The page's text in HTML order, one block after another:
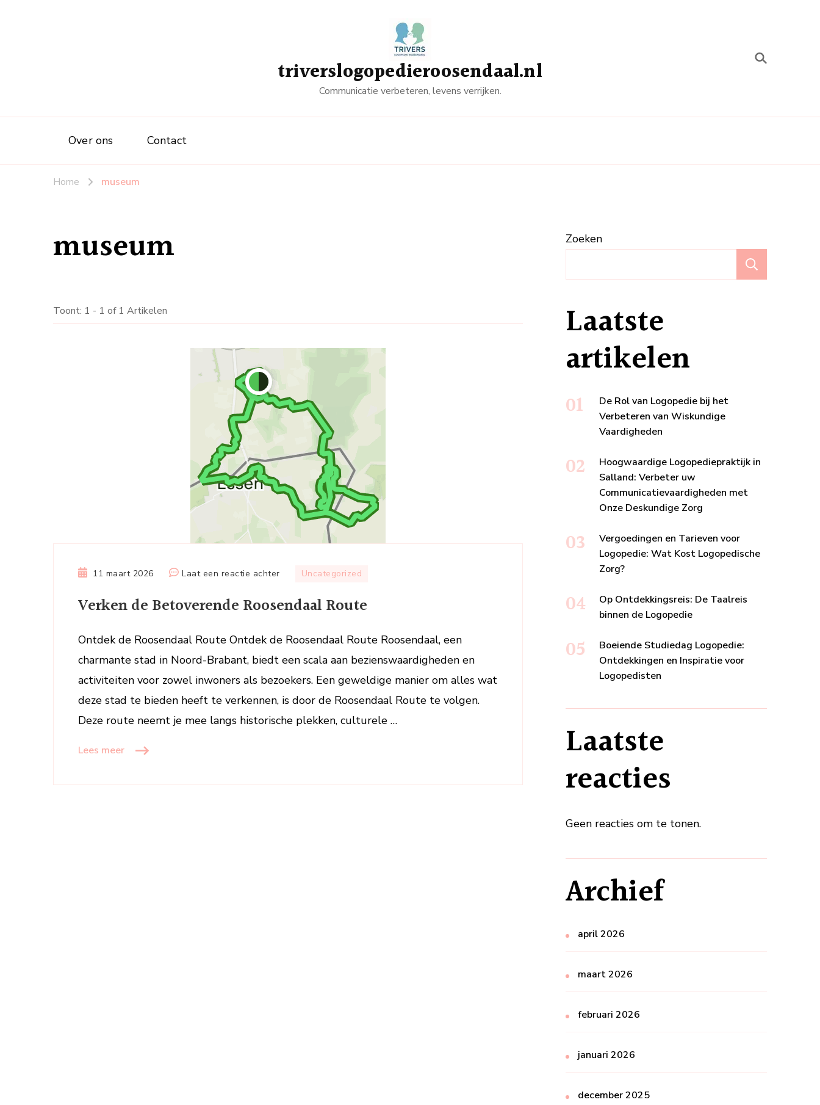
triverslogopedieroosendaal.nl
Communicatie verbeteren, levens verrijken.
Over ons Contact
Home museum
museum
Toont: 1 - 1 of 1 Artikelen
11 maart 2026 Laat een reactie achterop
de
Roosendaal
Uncategorized
Verken de Betoverende Roosendaal Route
Ontdek de Roosendaal Route Ontdek de Roosendaal Route Roosendaal, een
charmante stad in Noord-Brabant, biedt een scala aan bezienswaardigheden en
activiteiten voor zowel inwoners als bezoekers. Een geweldige manier om alles wat
deze stad te bieden heeft te verkennen, is door de Roosendaal Route te volgen.
Deze route neemt je mee langs historische plekken, culturele …
Lees meer
Zoeken
Laatste
artikelen
De Rol van Logopedie bij het
Verbeteren van Wiskundige
Vaardigheden
Hoogwaardige Logopediepraktijk in
Salland: Verbeter uw
Communicatievaardigheden met
Onze Deskundige Zorg
Vergoedingen en Tarieven voor
Logopedie: Wat Kost Logopedische
Zorg?
Op Ontdekkingsreis: De Taalreis
binnen de Logopedie
Boeiende Studiedag Logopedie:
Ontdekkingen en Inspiratie voor
Logopedisten
Laatste
reacties
Geen reacties om te tonen.
Archief
april 2026
maart 2026
februari 2026
januari 2026
december 2025